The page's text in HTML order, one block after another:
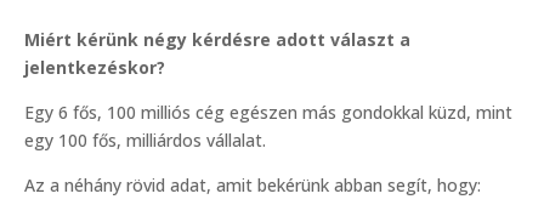
Miért kérünk négy kérdésre adott választ a
jelentkezéskor?
Egy 6 fős, 100 milliós cég egészen más gondokkal küzd, mint
egy 100 fős, milliárdos vállalat.
Az a néhány rövid adat, amit bekérünk abban segít, hogy: